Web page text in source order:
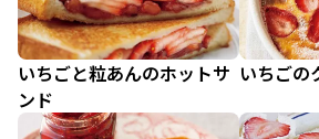
いちごと粒あんのホットサ
ンド
いちごの